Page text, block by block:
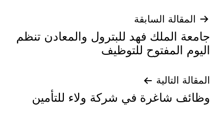
تصفّح
المقالات
المقالة السابقة
جامعة الملك فهد للبترول والمعادن تنظم
اليوم المفتوح للتوظيف
المقالة التالية
وظائف شاغرة في شركة ولاء للتأمين